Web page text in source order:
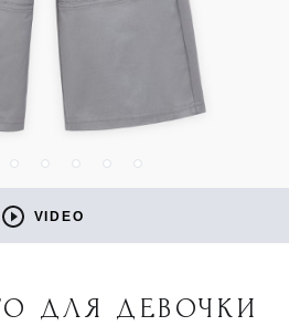
VIDEO
ДЛЯ ДЕВОЧКИ